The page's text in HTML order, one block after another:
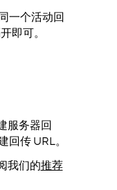
一个活动回
即可。
服务器回
传 URL。
我们的推荐